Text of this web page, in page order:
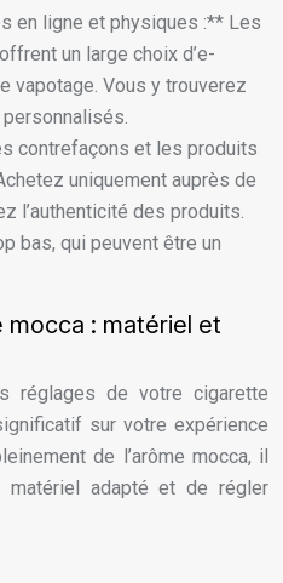
en ligne et physiques :** Les
un large choix d’e-
vapotage. Vous y trouverez
contrefaçons et les produits
uniquement auprès de
l’authenticité des produits.
bas, qui peuvent être un
mocca : matériel et
réglages de votre cigarette
sur votre expérience
de l’arôme mocca, il
adapté et de régler